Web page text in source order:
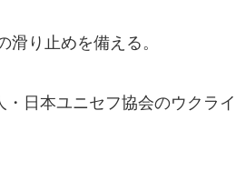
り止めを備える。
日本ユニセフ協会のウクライ